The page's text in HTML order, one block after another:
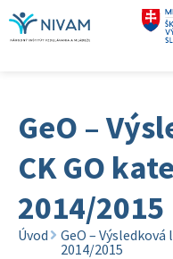
GeO –
CK GO
2014/2015
Úvod
GeO –
2014/2015